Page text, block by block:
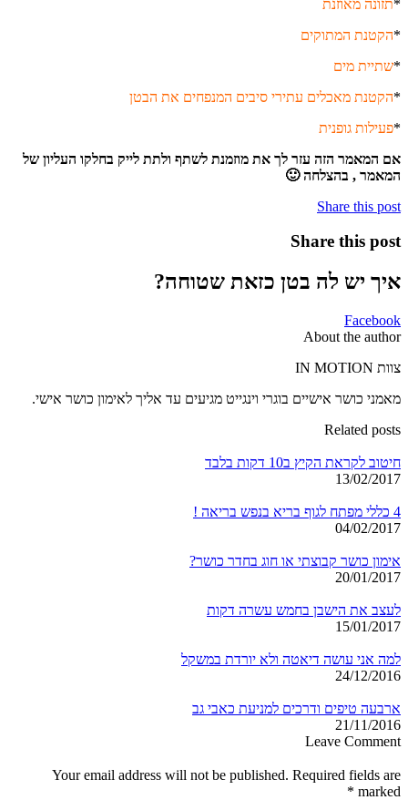
*תזונה מאוזנת
*הקטנת המתוקים
*שתיית מים
*הקטנת מאכלים עתירי סיבים המנפחים את הבטן
*פעילות גופנית
אם המאמר הזה עזר לך את מוזמנת לשתף ולתת לייק בחלקו העליון של
המאמר , בהצלחה 🙂
Share this post
Share this post
איך יש לה בטן כזאת שטוחה?
Facebook
About the author
צוות IN MOTION
מאמני כושר אישיים בוגרי וינגייט מגיעים עד אליך לאימון כושר אישי.
Related posts
חיטוב לקראת הקיץ ב10 דקות בלבד
13/02/2017
4 כללי מפתח לגוף בריא בנפש בריאה !
04/02/2017
אימון כושר קבוצתי או חוג בחדר כושר?
20/01/2017
לעצב את הישבן בחמש עשרה דקות
15/01/2017
למה אני עושה דיאטה ולא יורדת במשקל
24/12/2016
ארבעה טיפים ודרכים למניעת כאבי גב
21/11/2016
Leave Comment
Your email address will not be published. Required fields are
marked
*